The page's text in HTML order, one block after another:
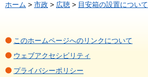
ホーム > 市政 > 広聴 > 目安箱の設置について
このホームページへのリンクについて
ウェブアクセシビリティ
プライバシーポリシー